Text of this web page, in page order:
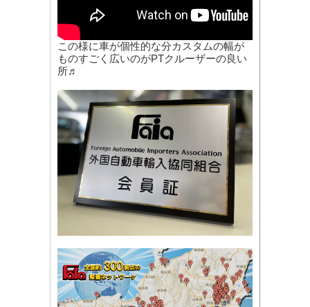
この様に車が個性的な分カスタムの幅が
ものすごく広いのがPTクルーザーの良い
所♬